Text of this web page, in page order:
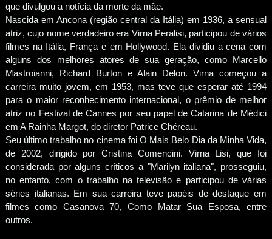
que divulgou a notícia da morte da mãe.
Nascida em Ancona (região central da Itália) em 1936, a sensual
atriz, cujo nome verdadeiro era Virna Peralisi, participou de vários
filmes na Itália, França e em Hollywood. Ela dividiu a cena com
alguns dos melhores atores de sua geração, como Marcello
Mastroianni, Richard Burton e Alain Delon. Virna começou a
carreira muito jovem, em 1953, mas teve que esperar até 1994
para o maior reconhecimento internacional, o prêmio de melhor
atriz no Festival de Cannes por seu papel de Catarina de Médici
em A Rainha Margot, do diretor Patrice Chéreau.
Seu último trabalho no cinema foi O Mais Belo Dia da Minha Vida,
de 2002, dirigido por Cristina Comencini. Virna Lisi, que foi
considerada por alguns críticos a "Marilyn italiana", prosseguiu,
no entanto, com o trabalho na televisão e participou de várias
séries italianas. Em sua carreira teve papéis de destaque em
filmes como Casanova 70, Como Matar Sua Esposa, entre
outros.